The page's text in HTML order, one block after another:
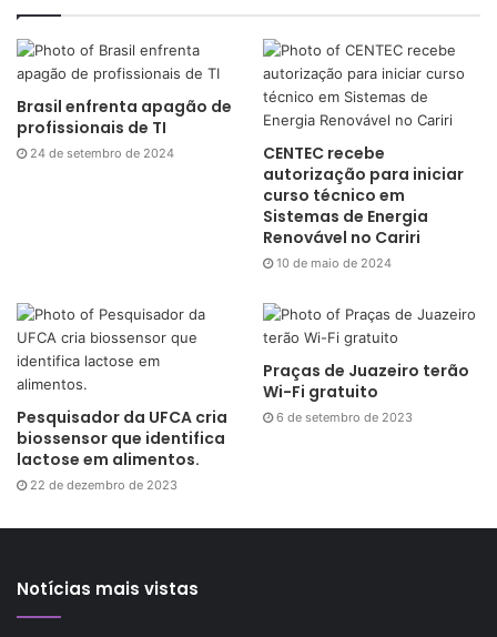
Brasil enfrenta apagão de
profissionais de TI
24 de setembro de 2024
CENTEC recebe
autorização para iniciar
curso técnico em
Sistemas de Energia
Renovável no Cariri
10 de maio de 2024
Pesquisador da UFCA cria
biossensor que identifica
lactose em alimentos.
22 de dezembro de 2023
Praças de Juazeiro terão
Wi-Fi gratuito
6 de setembro de 2023
Notícias mais vistas